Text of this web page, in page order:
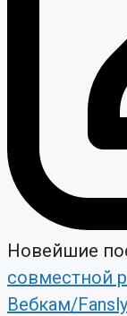
Новейшие
совместной
Вебкам/